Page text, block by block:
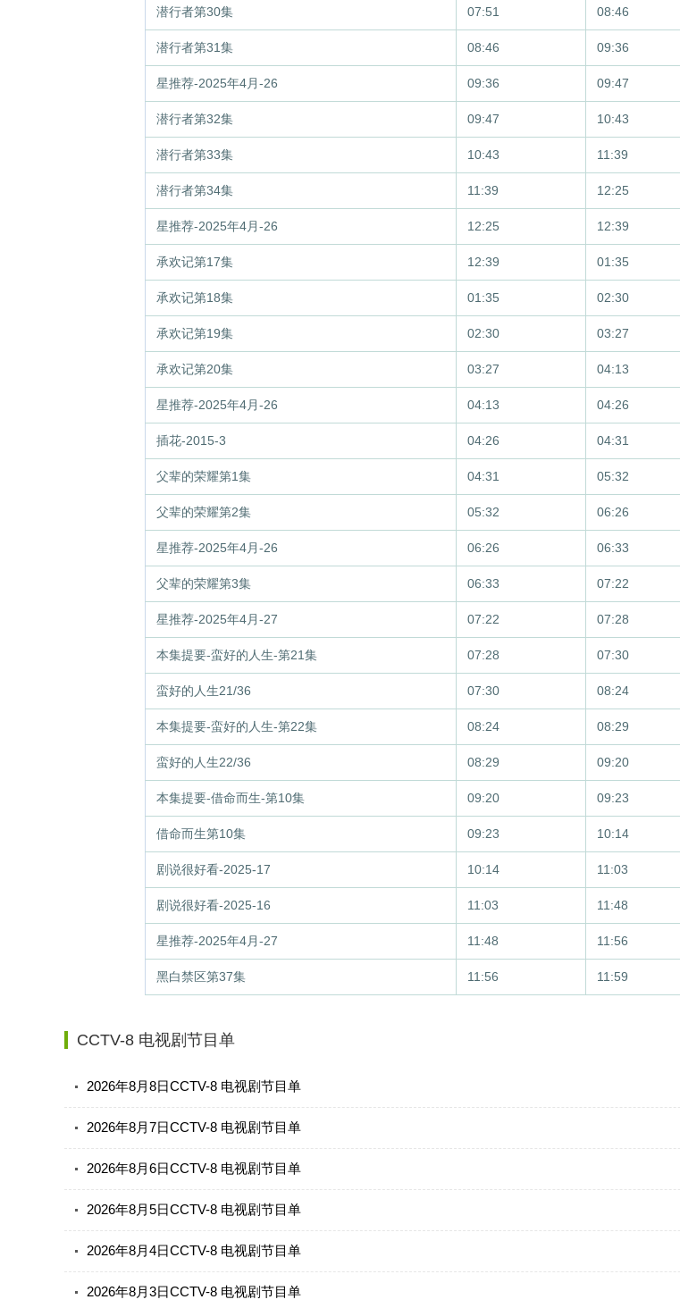
潜行者第30集 07:51 08:46
潜行者第31集 08:46 09:36
星推荐-2025年4月-26 09:36 09:47
潜行者第32集 09:47 10:43
潜行者第33集 10:43 11:39
潜行者第34集 11:39 12:25
星推荐-2025年4月-26 12:25 12:39
承欢记第17集 12:39 01:35
承欢记第18集 01:35 02:30
承欢记第19集 02:30 03:27
承欢记第20集 03:27 04:13
星推荐-2025年4月-26 04:13 04:26
插花-2015-3 04:26 04:31
父辈的荣耀第1集 04:31 05:32
父辈的荣耀第2集 05:32 06:26
星推荐-2025年4月-26 06:26 06:33
父辈的荣耀第3集 06:33 07:22
星推荐-2025年4月-27 07:22 07:28
本集提要-蛮好的人生-第21集 07:28 07:30
蛮好的人生21/36 07:30 08:24
本集提要-蛮好的人生-第22集 08:24 08:29
蛮好的人生22/36 08:29 09:20
本集提要-借命而生-第10集 09:20 09:23
借命而生第10集 09:23 10:14
剧说很好看-2025-17 10:14 11:03
剧说很好看-2025-16 11:03 11:48
星推荐-2025年4月-27 11:48 11:56
黑白禁区第37集 11:56 11:59
CCTV-8 电视剧节目单
2026年8月8日CCTV-8 电视剧节目单
2026年8月7日CCTV-8 电视剧节目单
2026年8月6日CCTV-8 电视剧节目单
2026年8月5日CCTV-8 电视剧节目单
2026年8月4日CCTV-8 电视剧节目单
2026年8月3日CCTV-8 电视剧节目单